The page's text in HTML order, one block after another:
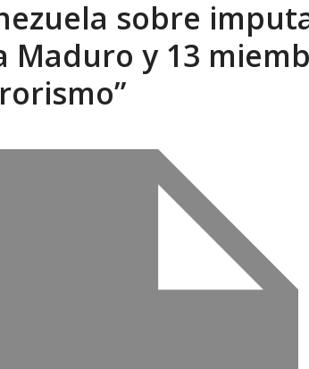
León R AGOSTO 8, 2026
sobre
Maduro y 13